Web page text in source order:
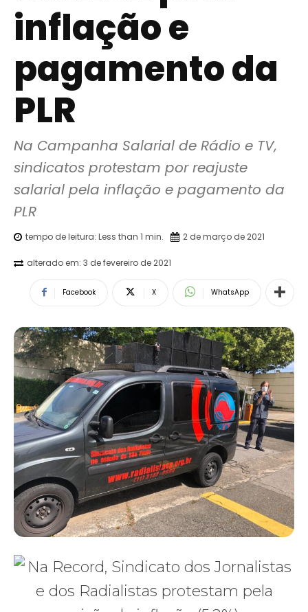
inflação e
pagamento da
PLR
Na Campanha Salarial de Rádio e TV,
sindicatos protestam por reajuste
salarial pela inflação e pagamento da
PLR
tempo de leitura: Less than 1 min. 2 de março de 2021
alterado em: 3 de fevereiro de 2021
Facebook X WhatsApp